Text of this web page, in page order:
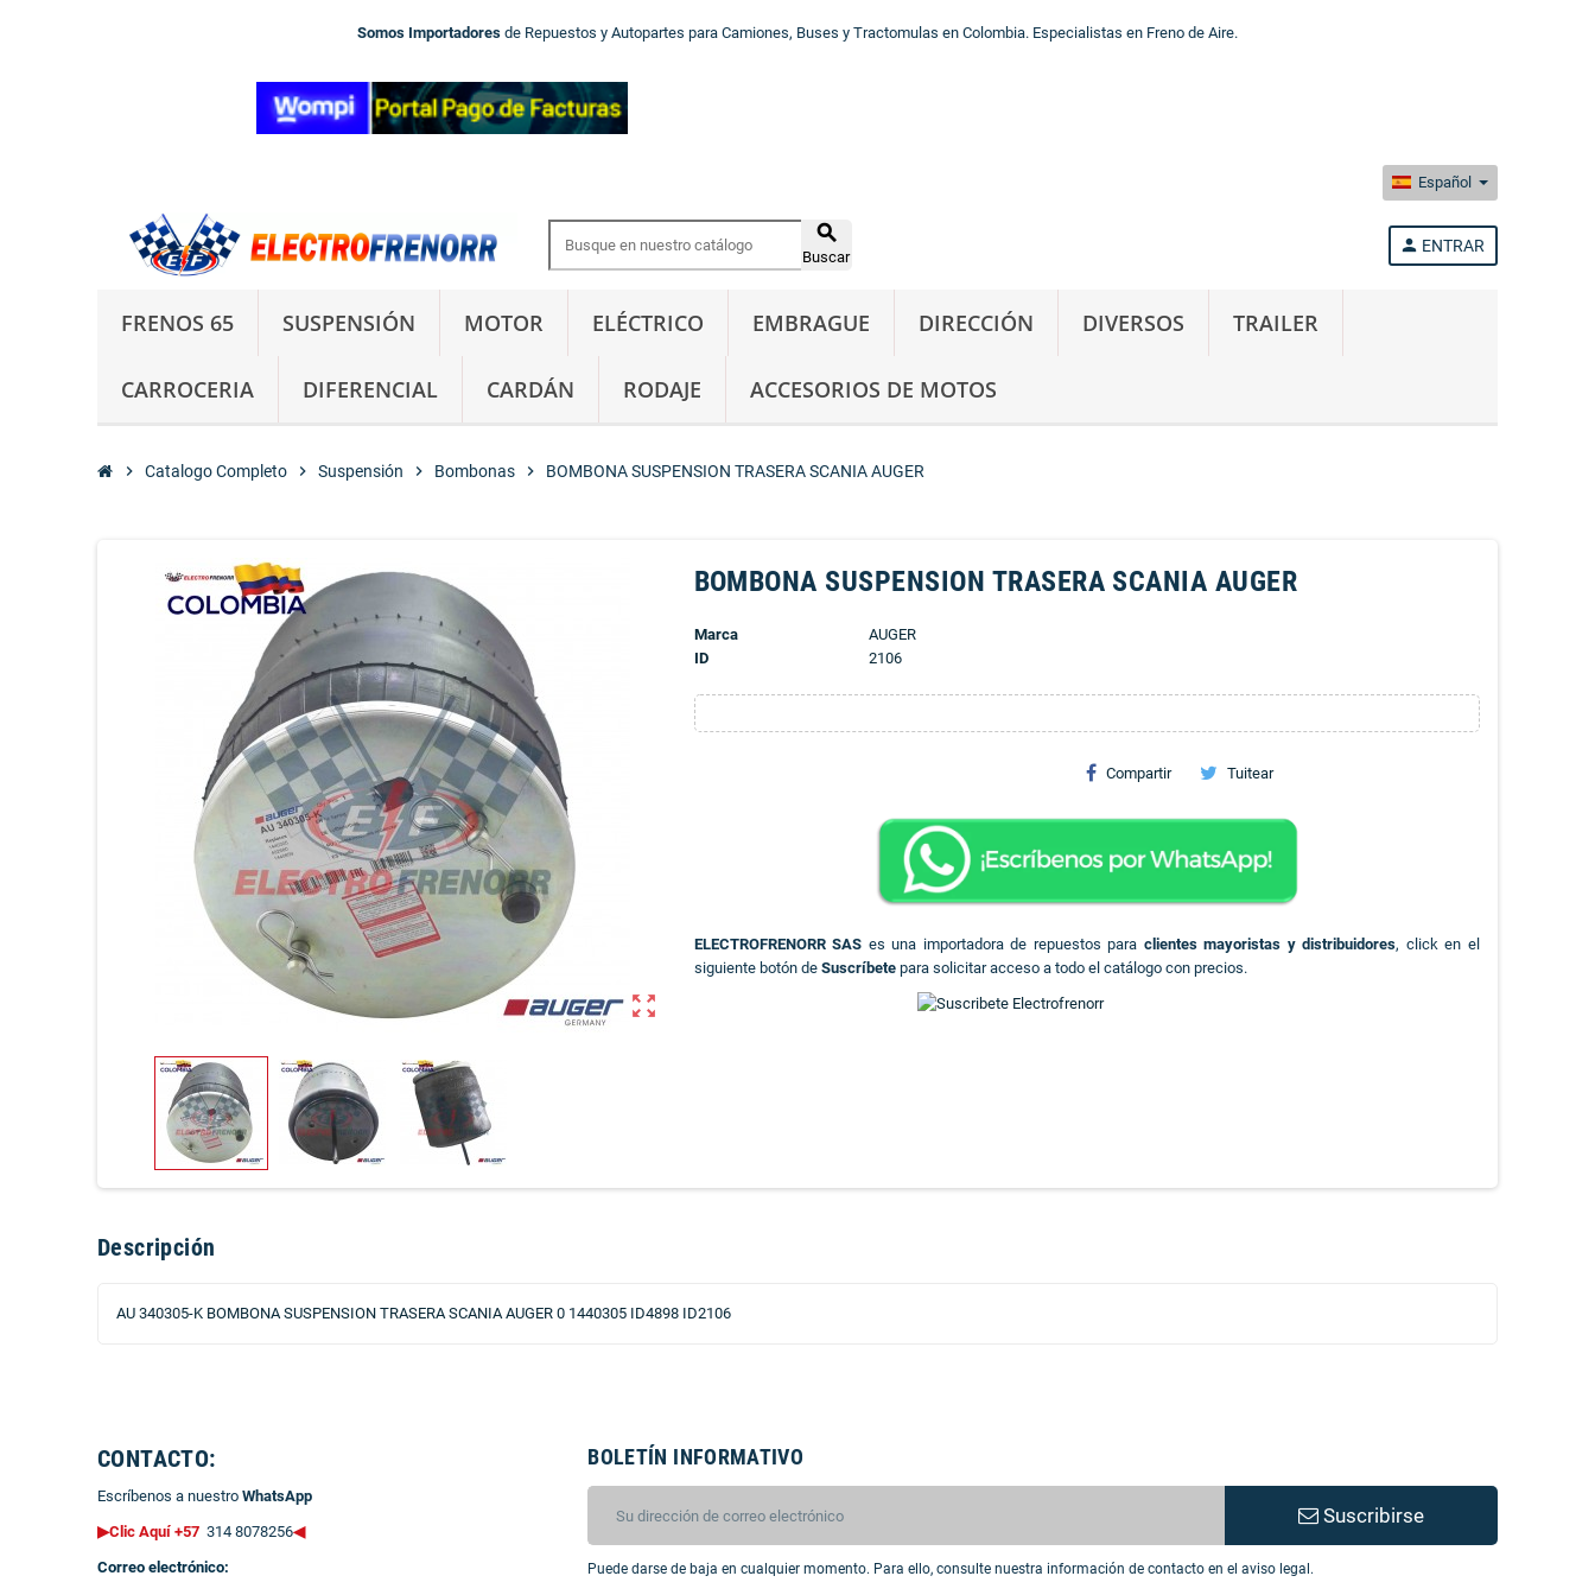
Somos Importadores de Repuestos y Autopartes para Camiones, Buses y Tractomulas en Colombia. Especialistas en Freno de Aire.
Español

Buscar
person ENTRAR
FRENOS 65 SUSPENSIÓN MOTOR ELÉCTRICO EMBRAGUE DIRECCIÓN DIVERSOS TRAILER
CARROCERIA DIFERENCIAL CARDÁN RODAJE ACCESORIOS DE MOTOS
chevron_right Catalogo Completo chevron_right Suspensión chevron_right Bombonas chevron_right BOMBONA SUSPENSION TRASERA SCANIA AUGER
zoom_out_map
BOMBONA SUSPENSION TRASERA SCANIA AUGER
Marca
AUGER
ID
2106
Compartir Tuitear
ELECTROFRENORR SAS es una importadora de repuestos para clientes mayoristas y distribuidores, click en el
siguiente botón de Suscríbetepara solicitar acceso a todo el catálogo con precios.
Descripción
AU 340305-K BOMBONA SUSPENSION TRASERA SCANIA AUGER 0 1440305 ID4898 ID2106
CONTACTO:
Escríbenos a nuestro WhatsApp
▶Clic Aquí +57 314 8078256◀
Correo electrónico:
BOLETÍN INFORMATIVO
Suscribirse
Puede darse de baja en cualquier momento. Para ello, consulte nuestra información de contacto en el aviso legal.